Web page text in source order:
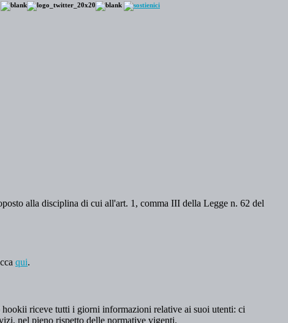
alla disciplina di cui all'art. 1, comma III della Legge n. 62 del
qui.
riceve tutti i giorni informazioni relative ai suoi utenti: ci
nel pieno rispetto delle normative vigenti.